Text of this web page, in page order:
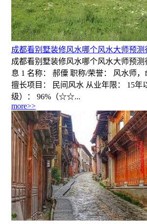
成都看别墅装修风水哪个风水大师预测
成都看别墅装修风水哪个风水大师预
息 1 名称： 郝僳 职称/荣誉： 风水师
擅长项目： 民间风水 从业年限： 15年
级）： 96%（☆☆...
more>>